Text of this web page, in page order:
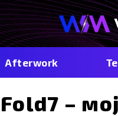
Afterwork
–